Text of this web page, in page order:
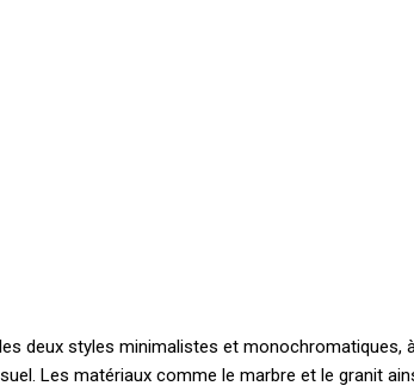
deux styles minimalistes et monochromatiques, à
Les matériaux comme le marbre et le granit